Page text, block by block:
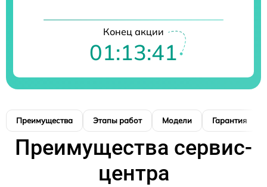
Конец акции
01:13:40
Преимущества Этапы работ Модели Гарантия
Преимущества сервис-
центра